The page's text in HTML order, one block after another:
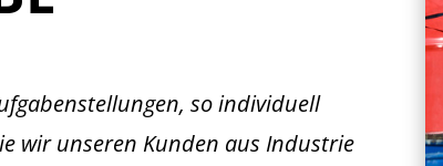
so individuell
wir unseren Kunden aus Industrie